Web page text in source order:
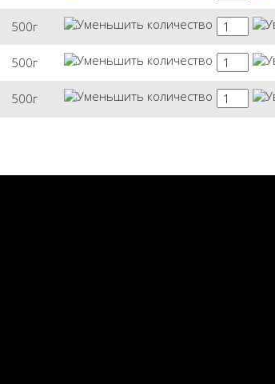
500г
500г
500г